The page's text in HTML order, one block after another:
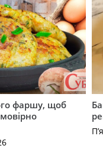
фаршу, щоб